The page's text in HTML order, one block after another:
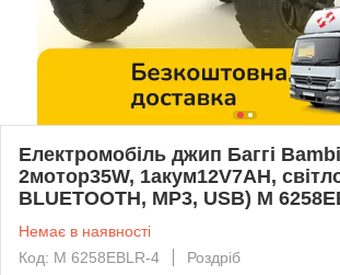
Електромобіль джип Баггі
2мотор35W, 1акум12V7AH,
BLUETOOTH, MP3, USB) M
Немає в наявності
Код: M 6258EBLR-4
Роздріб